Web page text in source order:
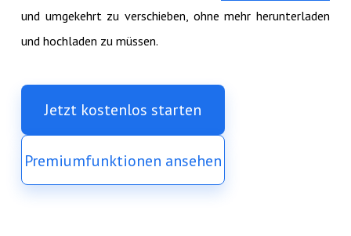
und umgekehrt zu verschieben, ohne mehr herunterladen
und hochladen zu müssen.
Jetzt kostenlos starten
Premiumfunktionen ansehen